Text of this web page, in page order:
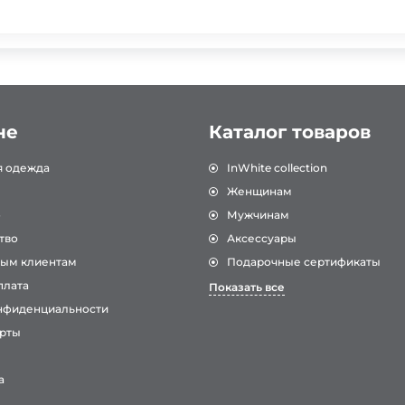
одежда
клиентам
Каталог товаров
InWhite collection
Женщинам
Мужчинам
Аксессуары
Подарочные сертификаты
Показать все